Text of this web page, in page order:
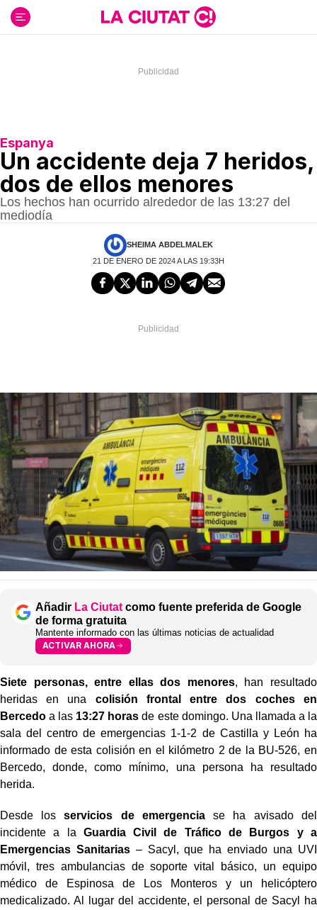
contenido
Espanya
Un accidente deja 7 heridos,
dos de ellos menores
Los hechos han ocurrido alrededor de las 13:27 del
mediodía
SHEIMA ABDELMALEK
21 DE ENERO DE 2024 A LAS 19:33H
Añadir La Ciutat como fuente preferida de Google
de forma gratuita
Mantente informado con las últimas noticias de actualidad
ACTIVAR AHORA
Siete personas, entre ellas dos menores, han resultado
heridas en una colisión frontal entre dos coches en
Bercedo a las 13:27 horas de este domingo. Una llamada a la
sala del centro de emergencias 1-1-2 de Castilla y León ha
informado de esta colisión en el kilómetro 2 de la BU-526, en
Bercedo, donde, como mínimo, una persona ha resultado
herida.
Desde losservicios de emergenciase ha avisado del
incidente a la Guardia Civil de Tráfico de Burgos y a
Emergencias Sanitarias– Sacyl, que ha enviado una UVI
móvil, tres ambulancias de soporte vital básico, un equipo
médico de Espinosa de Los Monteros y un helicóptero
medicalizado. Al lugar del accidente, el personal de Sacyl ha